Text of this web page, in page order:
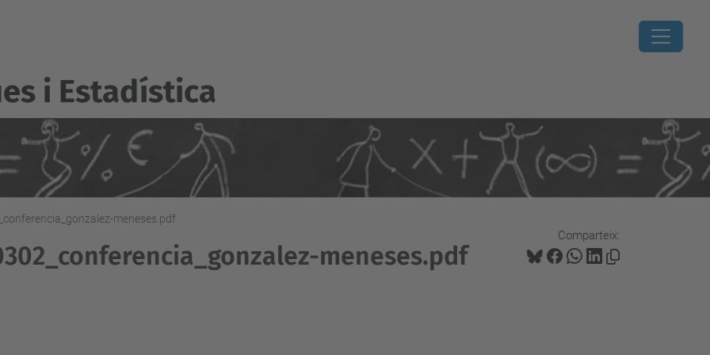
i Estadí­stica
meneses.pdf
Comparteix:
meneses.pdf